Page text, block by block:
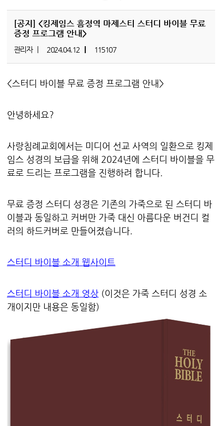
[공지] <킹제임스 흠정역 마제스티 스터디 바이블 무료
증정 프로그램 안내>
관리자 2024.04.12 115107
<스터디 바이블 무료 증정 프로그램 안내>
안녕하세요?
사랑침례교회에서는 미디어 선교 사역의 일환으로 킹제
임스 성경의 보급을 위해 2024년에 스터디 바이블을 무
료로 드리는 프로그램을 진행하려 합니다.
무료 증정 스터디 성경은 기존의 가죽으로 된 스터디 바
이블과 동일하고 커버만 가죽 대신 아름다운 버건디 컬
러의 하드커버로 만들어졌습니다.
스터디 바이블 소개 웹사이트
스터디 바이블 소개 영상 (이것은 가죽 스터디 성경 소
개이지만 내용은 동일함)